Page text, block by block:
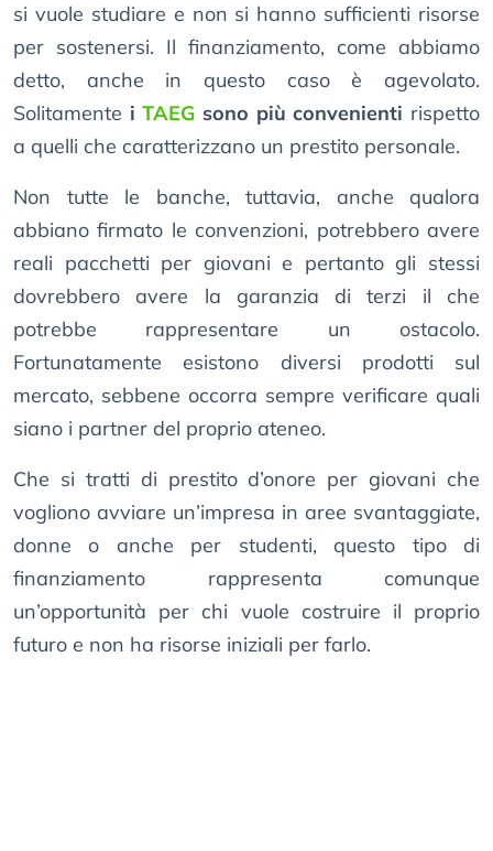
si vuole studiare e non si hanno sufficienti risorse
per sostenersi. Il finanziamento, come abbiamo
detto, anche in questo caso è agevolato.
Solitamente iTAEG sono più convenienti rispetto
a quelli che caratterizzano un prestito personale.
Non tutte le banche, tuttavia, anche qualora
abbiano firmato le convenzioni, potrebbero avere
reali pacchetti per giovani e pertanto gli stessi
dovrebbero avere la garanzia di terzi il che
potrebbe rappresentare un ostacolo.
Fortunatamente esistono diversi prodotti sul
mercato, sebbene occorra sempre verificare quali
siano i partner del proprio ateneo.
Che si tratti di prestito d’onore per giovani che
vogliono avviare un’impresa in aree svantaggiate,
donne o anche per studenti, questo tipo di
finanziamento rappresenta comunque
un’opportunità per chi vuole costruire il proprio
futuro e non ha risorse iniziali per farlo.